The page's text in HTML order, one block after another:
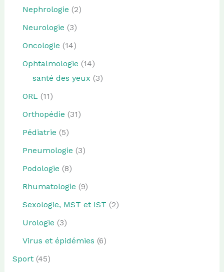
Nephrologie (2)
Neurologie (3)
Oncologie (14)
Ophtalmologie (14)
santé des yeux (3)
ORL (11)
Orthopédie (31)
Pédiatrie (5)
Pneumologie (3)
Podologie (8)
Rhumatologie (9)
Sexologie, MST et IST (2)
Urologie (3)
Virus et épidémies (6)
Sport(45)